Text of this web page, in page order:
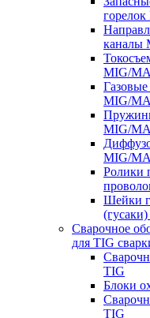
каналы
MIG/
Газовые
MIG/
MIG/
MIG/
Ролики
Шейки
Сварочное
для TIG
TIG
Блоки
TIG